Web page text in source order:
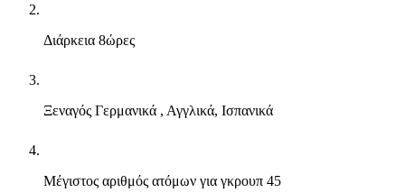
Διάρκεια 8ώρες
Ξεναγός Γερμανικά , Αγγλικά, Ισπανικά
Μέγιστος αριθμός ατόμων για γκρουπ 45